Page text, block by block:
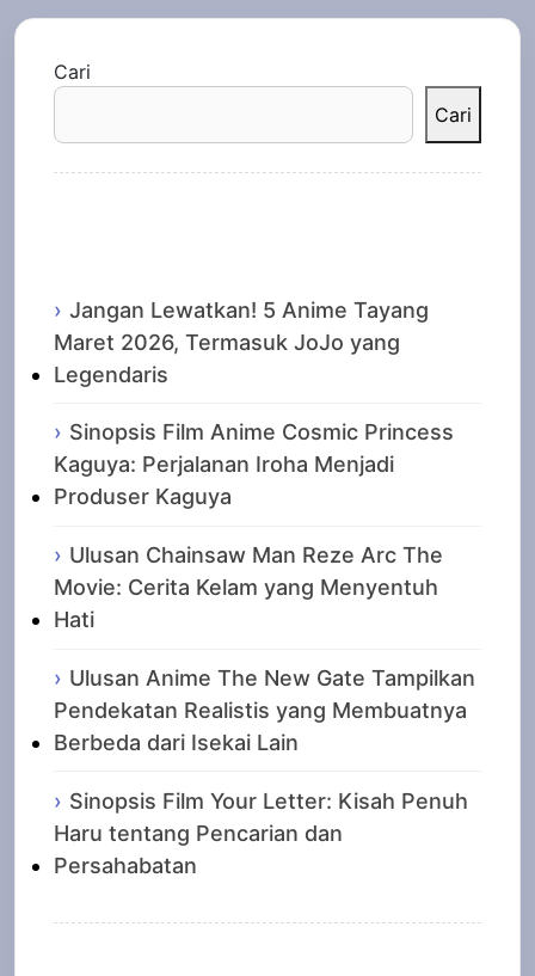
Cari
Cari
Jangan Lewatkan! 5 Anime Tayang
Maret 2026, Termasuk JoJo yang
Legendaris
Sinopsis Film Anime Cosmic Princess
Kaguya: Perjalanan Iroha Menjadi
Produser Kaguya
Ulusan Chainsaw Man Reze Arc The
Movie: Cerita Kelam yang Menyentuh
Hati
Ulusan Anime The New Gate Tampilkan
Pendekatan Realistis yang Membuatnya
Berbeda dari Isekai Lain
Sinopsis Film Your Letter: Kisah Penuh
Haru tentang Pencarian dan
Persahabatan